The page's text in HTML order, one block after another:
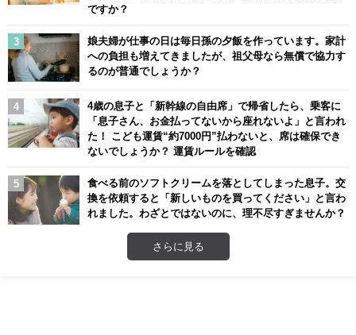
ですか？
娘夫婦が仕事の日は毎日孫の夕飯を作っています。家計
への負担も増えてきましたが、祖父母なら無償で協力す
るのが普通でしょうか？
4歳の息子と「新幹線の自由席」で帰省したら、乗客に
「息子さん、お金払ってないから座れないよ」と言われ
た！ こども運賃“約7000円”払わないと、席は確保でき
ないでしょうか？ 運賃ルールを確認
食べる前のソフトクリームを落としてしまった息子。交
換を依頼すると「新しいものを買ってください」と言わ
れました。わざとではないのに、理不尽すぎませんか？
さらに見る